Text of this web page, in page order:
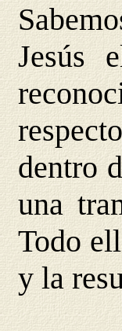
Jesús
dentro
una
Todo
y la